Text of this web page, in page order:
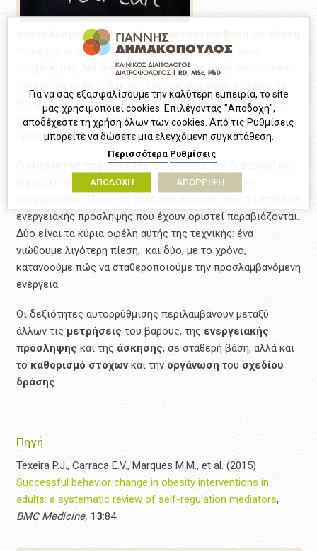
αποτελεσματικότηταείναι ηαυτοπεποίθηση
που έχουμε στην ικανότητά μας να πετύχουμε τους
στόχους μας. Μπορεί να κατανοηθεί και ως η ικανότητα να
αποφασισμένοι και
επαρκείς νοιώθουμε για όσα πρέπει
να κάνουμε τόσο πιθανότερο είναι να συνεχίσουμε την
προσπάθεια ως το τέλος.
περιορισμόςαναφέρεται στη διατροφή και
σημαίνει πως καμιά διατροφική συμπεριφορά δεν
ενεργειακής πρόσληψης που έχουν οριστεί παραβιάζονται.
Δύο είναι τα κύρια οφέλη αυτής της τεχνικής: ένα
νιώθουμε λιγότερη πίεση, και δύο, με το χρόνο,
κατανοούμε πώς να σταθεροποιούμε την προσλαμβανόμενη
ενέργεια.
Οι δεξιότητες αυτορρύθμισης περιλαμβάνουν μεταξύ
άλλων τις μετρήσεις του βάρους, της ενεργειακής
πρόσληψης και της άσκησης, σε σταθερή βάση, αλλά και
το καθορισμό στόχωνκαι την οργάνωση του σχεδίου
δράσης.
Πηγή
Texeira P.J., Carraca E.V., Marques M.M., et al. (2015)
Successful behavior change in obesity interventions in
adults: a systematic review of self-regulation mediators,
BMC Medicine, 13:84.
Για να σας εξασφαλίσουμε την καλύτερη εμπειρία, το site
μας χρησιμοποιεί cookies. Επιλέγοντας "Αποδοχή",
αποδέχεστε τη χρήση όλων των cookies. Από τις Ρυθμίσεις
μπορείτε να δώσετε μια ελεγχόμενη συγκατάθεση.
Περισσότερα Ρυθμίσεις
ΑΠΟΔΟΧΗ ΑΠΟΡΡΙΨΗ